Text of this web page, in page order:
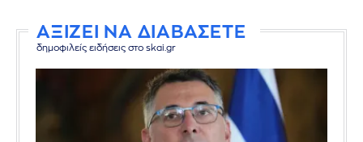
ΑΞΙΖΕΙ ΝΑ ΔΙΑΒΑΣΕΤΕ
δημοφιλείς ειδήσεις στο skai.gr